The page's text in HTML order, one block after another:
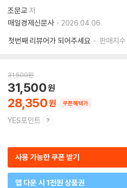
조문교 저
매일경제신문사
2026.04.06.
첫번째 리뷰어가 되어주세요
판매지수
31,500원
28,350
31,500
쿠폰혜택가
YES포인트
사용 가능한 쿠폰 받기
앱 다운 시 1천원 상품권